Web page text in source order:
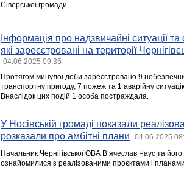
Сіверської громади.
Інформація про надзвичайні ситуації та
які зареєстровані на території
04.06.2025 09:35
Протягом минулої доби зареєстровано 9
транспортну пригоду, 7 пожеж та 1 аварійну
Внаслідок цих подій 1 особа постраждала.
У Носівській громаді показали
розказали про амбітні плани
04.06.2025
Начальник Чернігівської ОВА В’ячеслав Чаус та
ознайомилися з реалізованими проєктами і